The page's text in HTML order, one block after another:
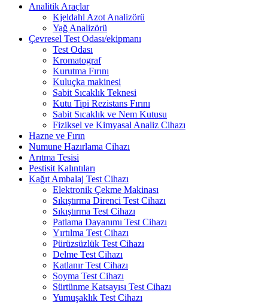
Analitik Araçlar
Kjeldahl Azot Analizörü
Yağ Analizörü
Çevresel Test Odası/ekipmanı
Test Odası
Kromatograf
Kurutma Fırını
Kuluçka makinesi
Sabit Sıcaklık Teknesi
Kutu Tipi Rezistans Fırını
Sabit Sıcaklık ve Nem Kutusu
Fiziksel ve Kimyasal Analiz Cihazı
Hazne ve Fırın
Numune Hazırlama Cihazı
Arıtma Tesisi
Pestisit Kalıntıları
Kağıt Ambalaj Test Cihazı
Elektronik Çekme Makinası
Sıkıştırma Direnci Test Cihazı
Sıkıştırma Test Cihazı
Patlama Dayanımı Test Cihazı
Yırtılma Test Cihazı
Pürüzsüzlük Test Cihazı
Delme Test Cihazı
Katlanır Test Cihazı
Soyma Test Cihazı
Sürtünme Katsayısı Test Cihazı
Yumuşaklık Test Cihazı